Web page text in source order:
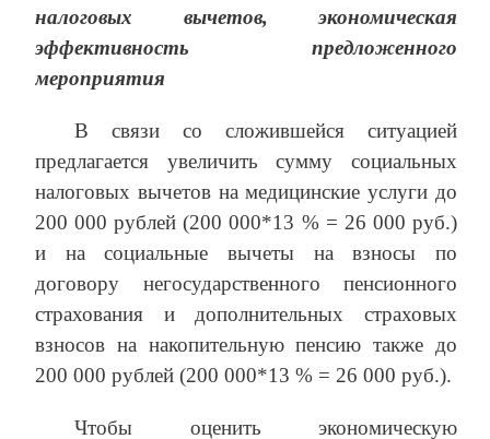
налоговых вычетов, экономическая
эффективность предложенного
мероприятия
В связи со сложившейся ситуацией
предлагается увеличить сумму социальных
налоговых вычетов на медицинские услуги до
200 000 рублей (200 000*13 % = 26 000 руб.)
и на социальные вычеты на взносы по
договору негосударственного пенсионного
страхования и дополнительных страховых
взносов на накопительную пенсию также до
200 000 рублей (200 000*13 % = 26 000 руб.).
Чтобы оценить экономическую